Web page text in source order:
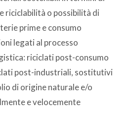
riciclabilità o possibilità di
prime e consumo
legati al processo
riciclati post-consumo
post-industriali, sostitutivi
di origine naturale e/o
e velocemente